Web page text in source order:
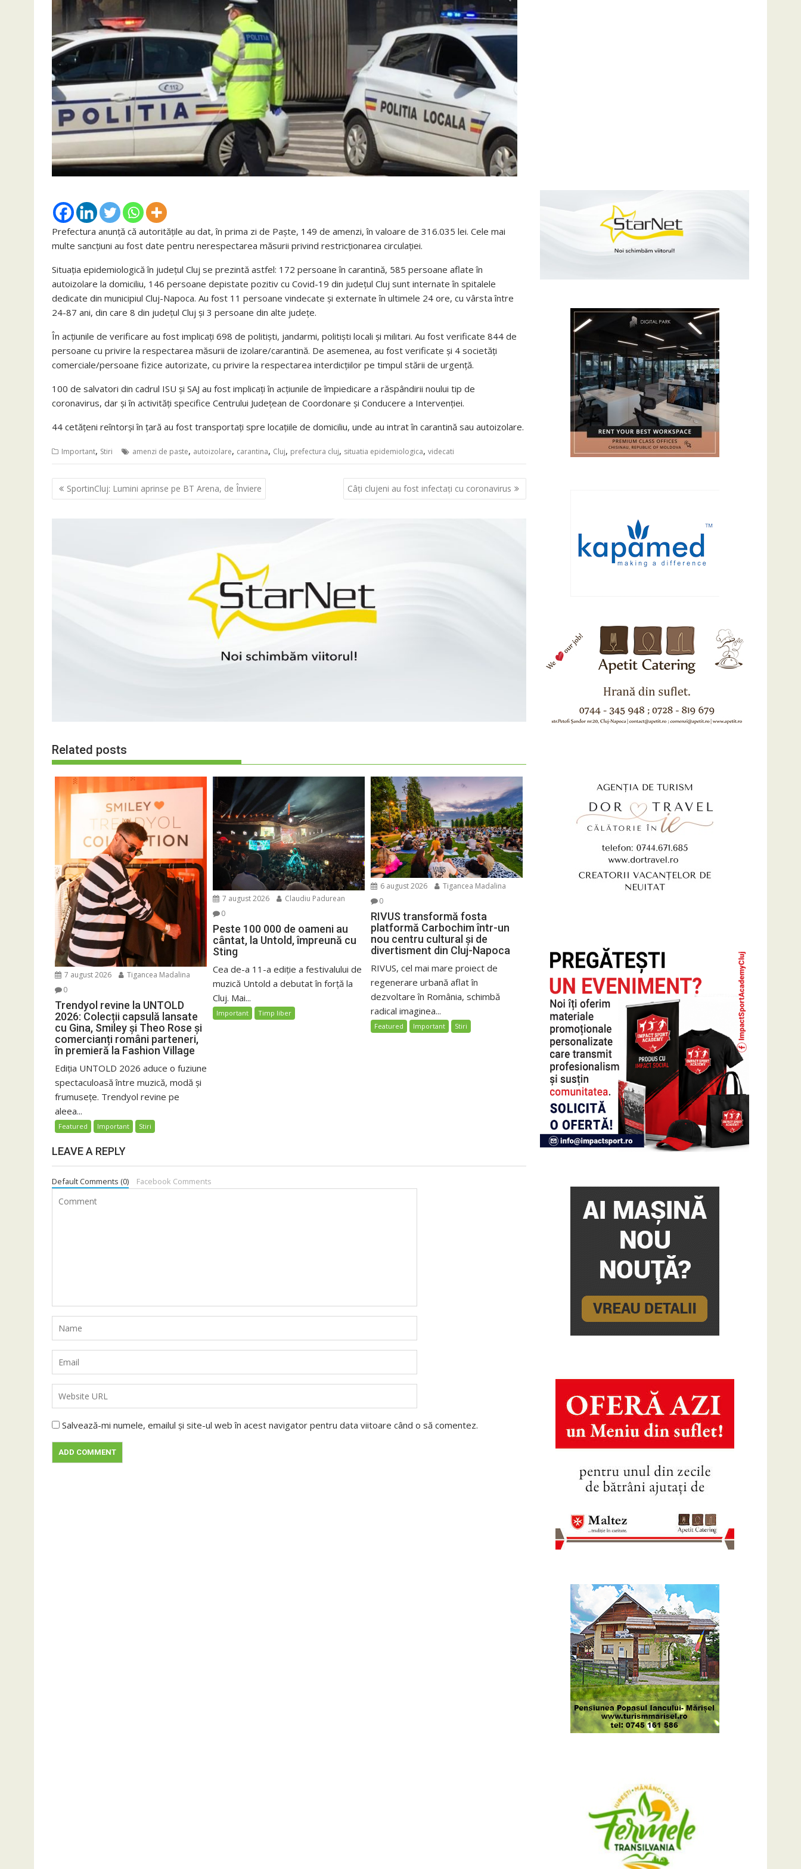
Prefectura anunță că autoritățile au dat, în prima zi de Paște, 149 de amenzi, în valoare de 316.035 lei. Cele mai
multe sancțiuni au fost date pentru nerespectarea măsurii privind restricționarea circulației.
Situația epidemiologică în județul Cluj se prezintă astfel: 172 persoane în carantină, 585 persoane aflate în
autoizolare la domiciliu, 146 persoane depistate pozitiv cu Covid-19 din județul Cluj sunt internate în spitalele
dedicate din municipiul Cluj-Napoca. Au fost 11 persoane vindecate și externate în ultimele 24 ore, cu vârsta între
24-87 ani, din care 8 din județul Cluj și 3 persoane din alte județe.
În acțiunile de verificare au fost implicați 698 de politiști, jandarmi, politiști locali și militari. Au fost verificate 844 de
persoane cu privire la respectarea măsurii de izolare/carantină. De asemenea, au fost verificate și 4 societăți
comerciale/persoane fizice autorizate, cu privire la respectarea interdicțiilor pe timpul stării de urgență.
100 de salvatori din cadrul ISU și SAJ au fost implicați în acțiunile de împiedicare a răspândirii noului tip de
coronavirus, dar și în activități specifice Centrului Județean de Coordonare și Conducere a Intervenției.
44 cetățeni reîntorși în țară au fost transportați spre locațiile de domiciliu, unde au intrat în carantină sau autoizolare.
Important, Stiri amenzi de paste, autoizolare, carantina, Cluj, prefectura cluj, situatia epidemiologica, videcati
Navigare
în
SportinCluj: Lumini aprinse pe BT Arena, de Înviere Câți clujeni au fost infectați cu coronavirus
Related posts
7 august 2026
Tigancea Madalina
0
Trendyol revine la UNTOLD
2026: Colecții capsulă lansate
cu Gina, Smiley și Theo Rose și
comercianți români parteneri,
în premieră la Fashion Village
Ediția UNTOLD 2026 aduce o fuziune
spectaculoasă între muzică, modă și
frumusețe. Trendyol revine pe
aleea...
Featured Important Stiri
7 august 2026
Claudiu Padurean
0
Peste 100 000 de oameni au
cântat, la Untold, împreună cu
Sting
Cea de-a 11-a ediție a festivalului de
muzică Untold a debutat în forță la
Cluj. Mai...
Important Timp liber
6 august 2026
Tigancea Madalina
0
RIVUS transformă fosta
platformă Carbochim într-un
nou centru cultural și de
divertisment din Cluj-Napoca
RIVUS, cel mai mare proiect de
regenerare urbană aflat în
dezvoltare în România, schimbă
radical imaginea...
Featured Important Stiri
LEAVE A REPLY
Default Comments (0) Facebook Comments
Salvează-mi numele, emailul și site-ul web în acest navigator pentru data viitoare când o să comentez.